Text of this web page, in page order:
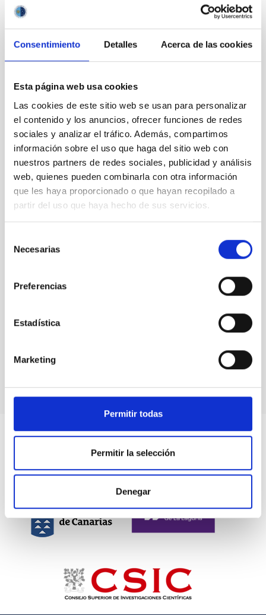
Consentimiento Detalles Acerca de las cookies
Esta página web usa cookies
Las cookies de este sitio web se usan para personalizar
el contenido y los anuncios, ofrecer funciones de redes
sociales y analizar el tráfico. Además, compartimos
información sobre el uso que haga del sitio web con
nuestros partners de redes sociales, publicidad y análisis
web, quienes pueden combinarla con otra información
que les haya proporcionado o que hayan recopilado a
partir del uso que haya hecho de sus servicios.
Necesarias
Preferencias
Estadística
Marketing
Permitir todas
Permitir la selección
Denegar
ESFRI en La Palma
Wayne Rosing y Alfonso López Aguerri durante su
visita a la sede del IAC en La Laguna
2018